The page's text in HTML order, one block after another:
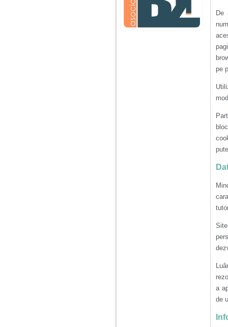
De 4 ani am o relatie
serioasa cu un barbat
De
pe
a
de